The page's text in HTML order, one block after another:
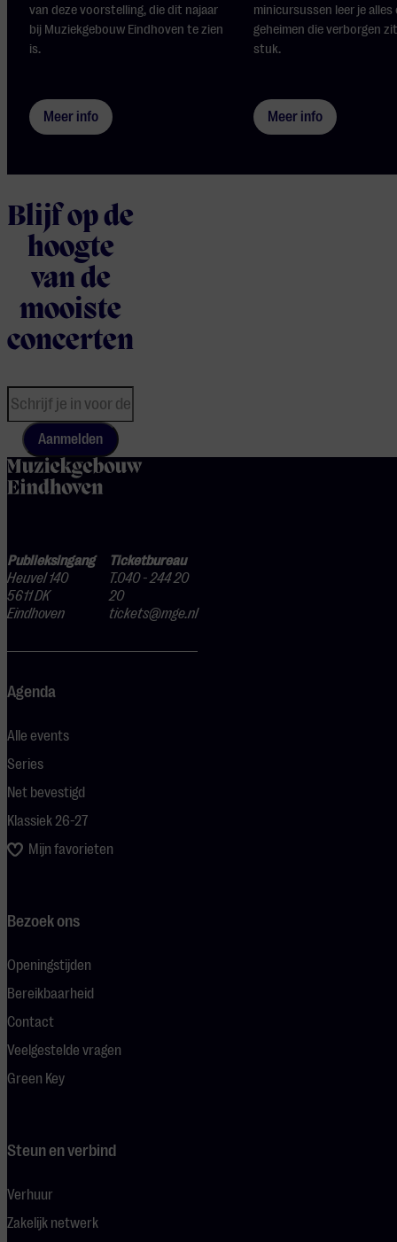
van deze voorstelling, die dit najaar
bij Muziekgebouw Eindhoven te zien
is.
Meer info
minicursussen leer je alles
geheimen die verborgen
stuk.
Meer info
Blijf op de
hoogte
van de
mooiste
concerten
Aanmelden
Publieksingang
Heuvel 140
5611 DK
Eindhoven
Ticketbureau
T.040 - 244 20
20
tickets@mge.nl
Agenda
Alle events
Series
Net bevestigd
Klassiek 26-27
Mijn favorieten
Bezoek ons
Openingstijden
Bereikbaarheid
Contact
Veelgestelde vragen
Green Key
Steun en verbind
Verhuur
Zakelijk netwerk